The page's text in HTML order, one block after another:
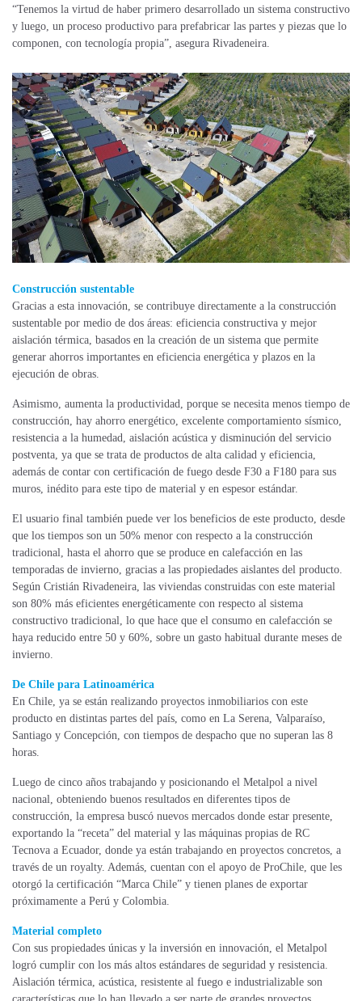
“Tenemos la virtud de haber primero desarrollado un sistema constructivo
y luego, un proceso productivo para prefabricar las partes y piezas que lo
componen, con tecnología propia”, asegura Rivadeneira.
Construcción sustentable
Gracias a esta innovación, se contribuye directamente a la construcción
sustentable por medio de dos áreas: eficiencia constructiva y mejor
aislación térmica, basados en la creación de un sistema que permite
generar ahorros importantes en eficiencia energética y plazos en la
ejecución de obras.
Asimismo, aumenta la productividad, porque se necesita menos tiempo de
construcción, hay ahorro energético, excelente comportamiento sísmico,
resistencia a la humedad, aislación acústica y disminución del servicio
postventa, ya que se trata de productos de alta calidad y eficiencia,
además de contar con certificación de fuego desde F30 a F180 para sus
muros, inédito para este tipo de material y en espesor estándar.
El usuario final también puede ver los beneficios de este producto, desde
que los tiempos son un 50% menor con respecto a la construcción
tradicional, hasta el ahorro que se produce en calefacción en las
temporadas de invierno, gracias a las propiedades aislantes del producto.
Según Cristián Rivadeneira, las viviendas construidas con este material
son 80% más eficientes energéticamente con respecto al sistema
constructivo tradicional, lo que hace que el consumo en calefacción se
haya reducido entre 50 y 60%, sobre un gasto habitual durante meses de
invierno.
De Chile para Latinoamérica
En Chile, ya se están realizando proyectos inmobiliarios con este
producto en distintas partes del país, como en La Serena, Valparaíso,
Santiago y Concepción, con tiempos de despacho que no superan las 8
horas.
Luego de cinco años trabajando y posicionando el Metalpol a nivel
nacional, obteniendo buenos resultados en diferentes tipos de
construcción, la empresa buscó nuevos mercados donde estar presente,
exportando la “receta” del material y las máquinas propias de RC
Tecnova a Ecuador, donde ya están trabajando en proyectos concretos, a
través de un royalty. Además, cuentan con el apoyo de ProChile, que les
otorgó la certificación “Marca Chile” y tienen planes de exportar
próximamente a Perú y Colombia.
Material completo
Con sus propiedades únicas y la inversión en innovación, el Metalpol
logró cumplir con los más altos estándares de seguridad y resistencia.
Aislación térmica, acústica, resistente al fuego e industrializable son